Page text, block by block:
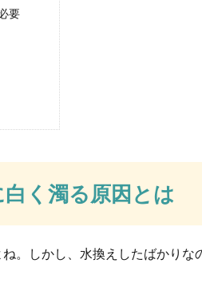
酸味が気になる！酸味を和らげる調味
ト缶を使う方も多いと思います。酸味がきいて
に欠かせないという人もいるでしょう。その一
要
く濁る原因とは
。しかし、水換えしたばかりな